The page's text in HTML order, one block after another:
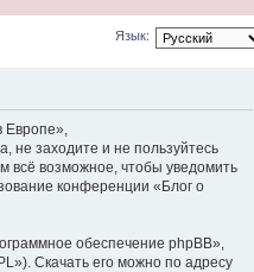
Язык:
Европе»,
не заходите и не пользуйтесь
всё возможное, чтобы уведомить
конференции «Блог о
обеспечение phpBB»,
Скачать его можно по адресу